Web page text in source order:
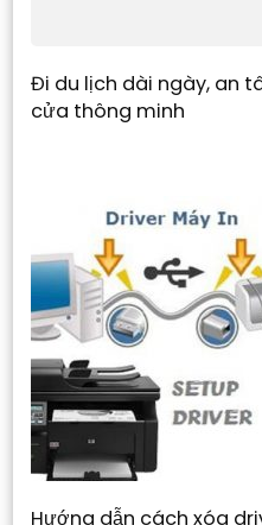
Đi du lịch dài ngày, an
cửa thông minh
Hướng dẫn cách xóa